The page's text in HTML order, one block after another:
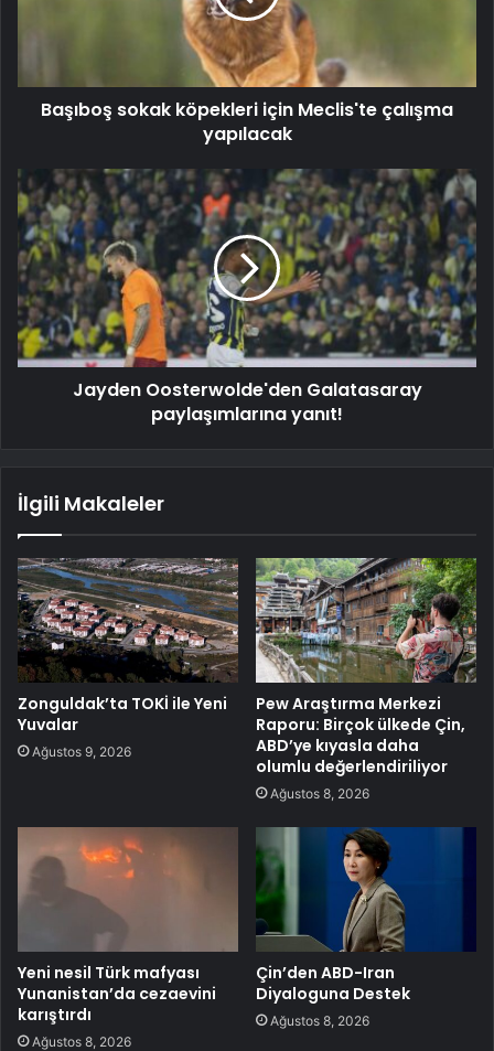
Başıboş sokak köpekleri için Meclis'te çalışma
yapılacak
Jayden Oosterwolde'den Galatasaray
paylaşımlarına yanıt!
İlgili Makaleler
Zonguldak’ta TOKİ ile Yeni
Yuvalar
Ağustos 9, 2026
Pew Araştırma Merkezi
Raporu: Birçok ülkede Çin,
ABD’ye kıyasla daha
olumlu değerlendiriliyor
Ağustos 8, 2026
Yeni nesil Türk mafyası
Yunanistan’da cezaevini
karıştırdı
Ağustos 8, 2026
Çin’den ABD-Iran
Diyaloguna Destek
Ağustos 8, 2026